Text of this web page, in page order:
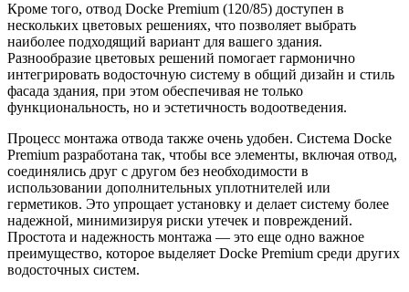
Кроме того, отвод Docke Premium (120/85) доступен в
нескольких цветовых решениях, что позволяет выбрать
наиболее подходящий вариант для вашего здания.
Разнообразие цветовых решений помогает гармонично
интегрировать водосточную систему в общий дизайн и стиль
фасада здания, при этом обеспечивая не только
функциональность, но и эстетичность водоотведения.
Процесс монтажа отвода также очень удобен. Система Docke
Premium разработана так, чтобы все элементы, включая отвод,
соединялись друг с другом без необходимости в
использовании дополнительных уплотнителей или
герметиков. Это упрощает установку и делает систему более
надежной, минимизируя риски утечек и повреждений.
Простота и надежность монтажа — это еще одно важное
преимущество, которое выделяет Docke Premium среди других
водосточных систем.